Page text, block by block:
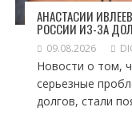
АНАСТАСИИ
РОССИИ ИЗ-ЗА
09.08.2026
Новости о том,
серьезные
долгов, стали